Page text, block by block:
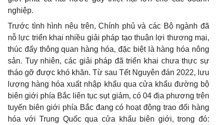
nghiệp.
Trước tình hình nêu trên, Chính phủ và các Bộ ngành đã
nỗ lực triển khai nhiều giải pháp tạo thuận lợi thương mại,
thúc đẩy thông quan hàng hóa, đặc biệt là hàng hóa nông
sản. Tuy nhiên, các giải pháp đã triển khai chưa thực sự
tháo gỡ được khó khăn. Từ sau Tết Nguyên đán 2022, lưu
lượng hàng hóa xuất nhập khẩu qua cửa khẩu đường bộ
biên giới phía Bắc liên tục sụt giảm, có 04 địa phương trên
tuyến biên giới phía Bắc đang có hoạt động trao đổi hàng
hóa với Trung Quốc qua cửa khẩu biên giới, trong đó: